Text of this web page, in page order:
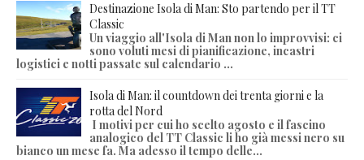
Destinazione Isola di Man: Sto partendo per il TT
Classic
Un viaggio all'Isola di Man non lo improvvisi: ci
sono voluti mesi di pianificazione, incastri
logistici e notti passate sul calendario ...
Isola di Man: il countdown dei trenta giorni e la
rotta del Nord
I motivi per cui ho scelto agosto e il fascino
analogico del TT Classic li ho già messi nero su
bianco un mese fa. Ma adesso il tempo delle...